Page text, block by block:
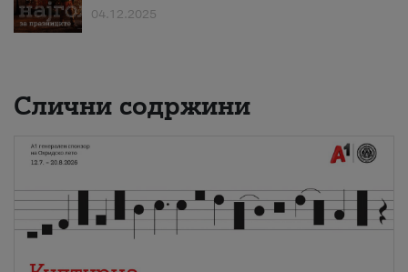
04.12.2025
Слични содржини